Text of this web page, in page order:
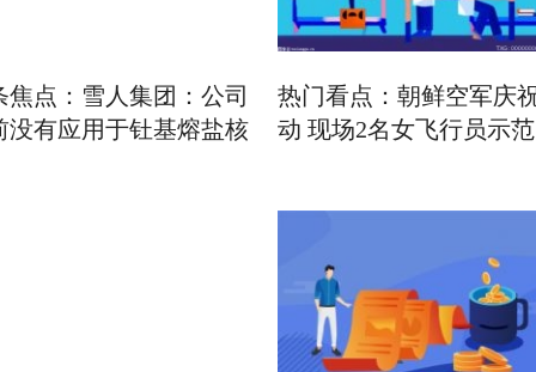
焦点：雪人集团：公司
没有应用于钍基熔盐核
热门看点：朝鲜空军庆
动 现场2名女飞行员示范